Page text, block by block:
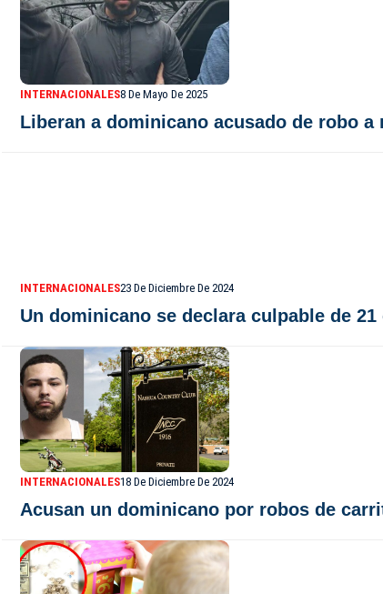
INTERNACIONALES8 De Mayo De 2025
Liberan a dominicano acusado de robo
INTERNACIONALES23 De Diciembre De 2024
Un dominicano se declara culpable de
INTERNACIONALES18 De Diciembre De 2024
Acusan un dominicano por robos de